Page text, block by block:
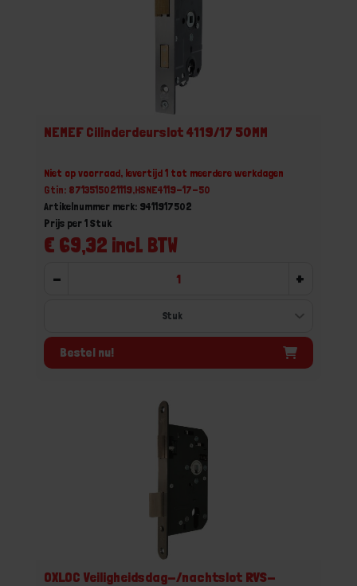
NEMEF Cilinderdeurslot 4119/17 50MM
Niet op voorraad, levertijd 1 tot meerdere werkdagen
Gtin: 8713515021119,HSNE4119-17-50
Artikelnummer merk: 9411917502
€ 69,32 incl. BTW
Prijs per 1 Stuk
- +
Bestel nu!
OXLOC Veiligheidsdag-/nachtslot RVS-